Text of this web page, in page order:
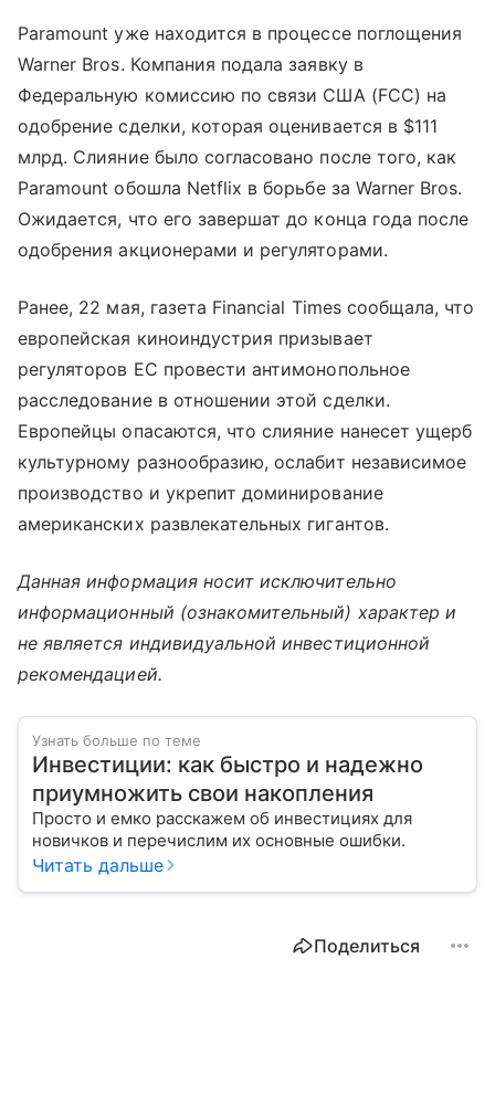
Paramount уже находится в процессе поглощения
Warner Bros. Компания подала заявку в
Федеральную комиссию по связи США (FCC) на
одобрение сделки, которая оценивается в $111
млрд. Слияние было согласовано после того, как
Paramount обошла Netflix в борьбе за Warner Bros.
Ожидается, что его завершат до конца года после
одобрения акционерами и регуляторами.
Ранее, 22 мая, газета Financial Times сообщала, что
европейская киноиндустрия призывает
регуляторов ЕС провести антимонопольное
расследование в отношении этой сделки.
Европейцы опасаются, что слияние нанесет ущерб
культурному разнообразию, ослабит независимое
производство и укрепит доминирование
американских развлекательных гигантов.
Данная информация носит исключительно
информационный (ознакомительный) характер и
не является индивидуальной инвестиционной
рекомендацией.
Узнать больше по теме
Инвестиции: как быстро и надежно
приумножить свои накопления
Просто и емко расскажем об инвестициях для
новичков и перечислим их основные ошибки.
Читать дальше
Поделиться